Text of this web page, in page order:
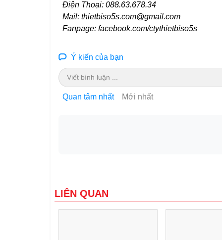
Điện Thoại: 088.63.678.34
Mail: thietbiso5s.com@gmail.com
Fanpage: facebook.com/ctythietbiso5s
Ý kiến của bạn
Viết bình luận ...
Quan tâm nhất Mới nhất
LIÊN QUAN